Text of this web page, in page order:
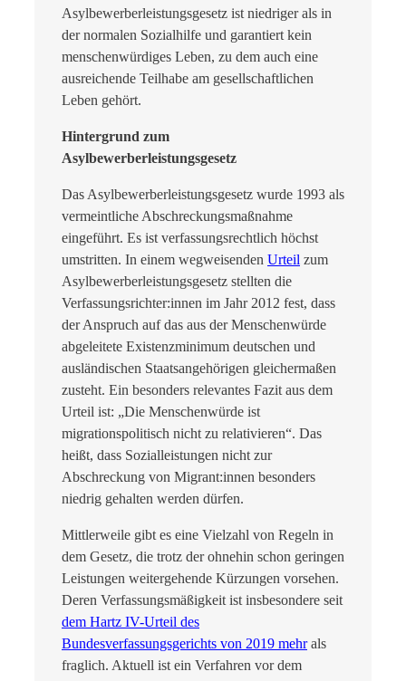
Asylbewerberleistungsgesetz ist niedriger als in
der normalen Sozialhilfe und garantiert kein
menschenwürdiges Leben, zu dem auch eine
ausreichende Teilhabe am gesellschaftlichen
Leben gehört.
Hintergrund zum
Asylbewerberleistungsgesetz
Das Asylbewerberleistungsgesetz wurde 1993 als
vermeintliche Abschreckungsmaßnahme
eingeführt. Es ist verfassungsrechtlich höchst
umstritten. In einem wegweisenden Urteil zum
Asylbewerberleistungsgesetz stellten die
Verfassungsrichter:innen im Jahr 2012 fest, dass
der Anspruch auf das aus der Menschenwürde
abgeleitete Existenzminimum deutschen und
ausländischen Staatsangehörigen gleichermaßen
zusteht. Ein besonders relevantes Fazit aus dem
Urteil ist: „Die Menschenwürde ist
migrationspolitisch nicht zu relativieren“. Das
heißt, dass Sozialleistungen nicht zur
Abschreckung von Migrant:innen besonders
niedrig gehalten werden dürfen.
Mittlerweile gibt es eine Vielzahl von Regeln in
dem Gesetz, die trotz der ohnehin schon geringen
Leistungen weitergehende Kürzungen vorsehen.
Deren Verfassungsmäßigkeit ist insbesondere seit
dem Hartz IV-Urteil des
Bundesverfassungsgerichts von 2019 mehrals
fraglich. Aktuell ist ein Verfahren vor dem